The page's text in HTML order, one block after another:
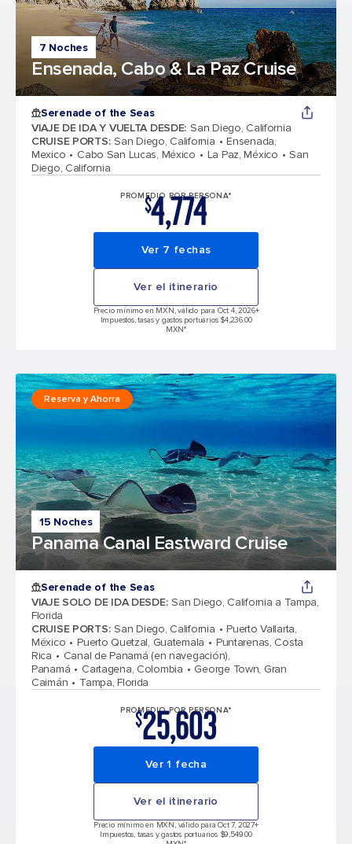
7 Noches
Ensenada, Cabo & La Paz Cruise
Serenade of the Seas
VIAJE DE IDA Y VUELTA DESDE: San Diego, California
CRUISE PORTS: San Diego, California
Ensenada,
Mexico
Cabo San Lucas, México La Paz, México
San
Diego, California
PROMEDIO POR PERSONA*
$4,774
Ver 7 fechas
Ver el itinerario
Precio mínimo en MXN, válido para Oct 4, 2026+
Impuestos, tasas y gastos portuarios $4,236.00
MXN*
15 Noches
Panama Canal Eastward Cruise
Reserva y Ahorra
Serenade of the Seas
VIAJE SOLO DE IDA DESDE: San Diego, California a Tampa,
Florida
CRUISE PORTS: San Diego, California
Puerto Vallarta,
México
Puerto Quetzal, Guatemala
Puntarenas, Costa
Rica
Canal de Panamá (en navegación),
Panamá
Cartagena, Colombia
George Town, Gran
Caimán
Tampa, Florida
PROMEDIO POR PERSONA*
$25,603
Ver 1 fecha
Ver el itinerario
Precio mínimo en MXN, válido para Oct 7, 2027+
Impuestos, tasas y gastos portuarios $9,549.00